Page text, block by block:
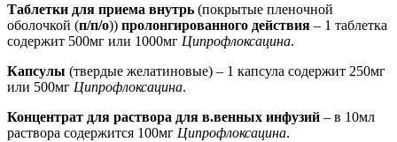
Таблетки для приема внутрь (покрытые пленочной
оболочкой (п/п/о)) пролонгированного действия – 1 таблетка
содержит 500мг или 1000мг Ципрофлоксацина.
Капсулы (твердые желатиновые) – 1 капсула содержит 250мг
или 500мг Ципрофлоксацина.
Концентрат для раствора для в.венных инфузий – в 10мл
раствора содержится 100мг Ципрофлоксацина.